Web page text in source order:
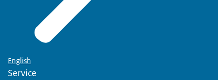
English
Service